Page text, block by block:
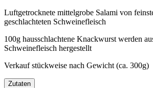
Luftgetrocknete mittelgrobe Salami von
geschlachteten Schweinefleisch
100g hausschlachtene Knackwurst werden
Schweinefleisch hergestellt
Verkauf stückweise nach Gewicht (ca. 300g)
Zutaten